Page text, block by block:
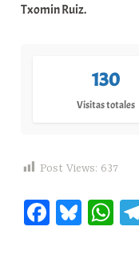
Txomin Ruiz.
130
Visitas totales
Post Views: 637
Fa Bl W